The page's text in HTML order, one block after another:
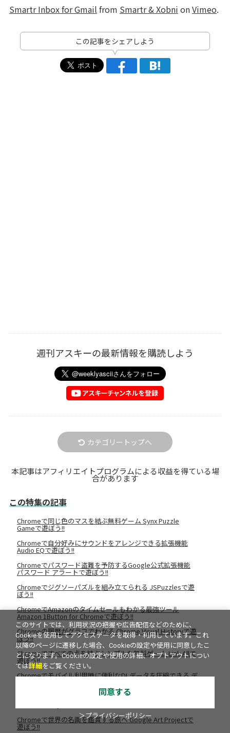
Smartr Inbox for Gmail from Smartr & Xobni onVimeo.
この記事をシェアしよう
週刊アスキーの最新情報を購読しよう
カテゴリートップへ
本記事はアフィリエイトプログラムによる収益を得ている場
合があります
この特集の記事
Chromeで同じ色のマスを結ぶ無料ゲーム Synx Puzzle
Gameで遊ぼう!!
Chromeで自分好みにサウンドをアレンジできる拡張機能
Audio EQで遊ぼう!!
Chromeでパスワード盗難を予防するGoogle公式拡張機能
パスワード アラートで遊ぼう!!
Chromeでジグソーパズルを組み立てられる JSPuzzlesで遊
ぼう!!
ChromeでAmazonのタイムセールもわかる最強ツール
Amazon 1Button for Chromeで遊ぼう!!
Chromeの履歴がグラフでわかる Chrome Visual Historyで遊
ぼう!!
Chromeですべての点を結ぶシンプルな無料ゲーム Link Allで
遊ぼう!!
Chromeでモバイル利用時に便利なDLデータを圧縮できる デ
Chromeでアイテムを融合して万物を生み出す無料ゲーム
Chromeで世界の名画を鑑賞する旅へ Google Art Projectで
遊ぼう!!
このサイトでは、利用状況の把握や広告配信などのために、
Cookieを使用してアクセスデータを取得・利用しています。これ
以降のページに遷移した場合、Cookieの設定や使用に同意したこ
とになります。Cookieの設定や使用の詳細、オプトアウトについ
ては詳細 をご覧ください。
同意する
＞プライバシーポリシー